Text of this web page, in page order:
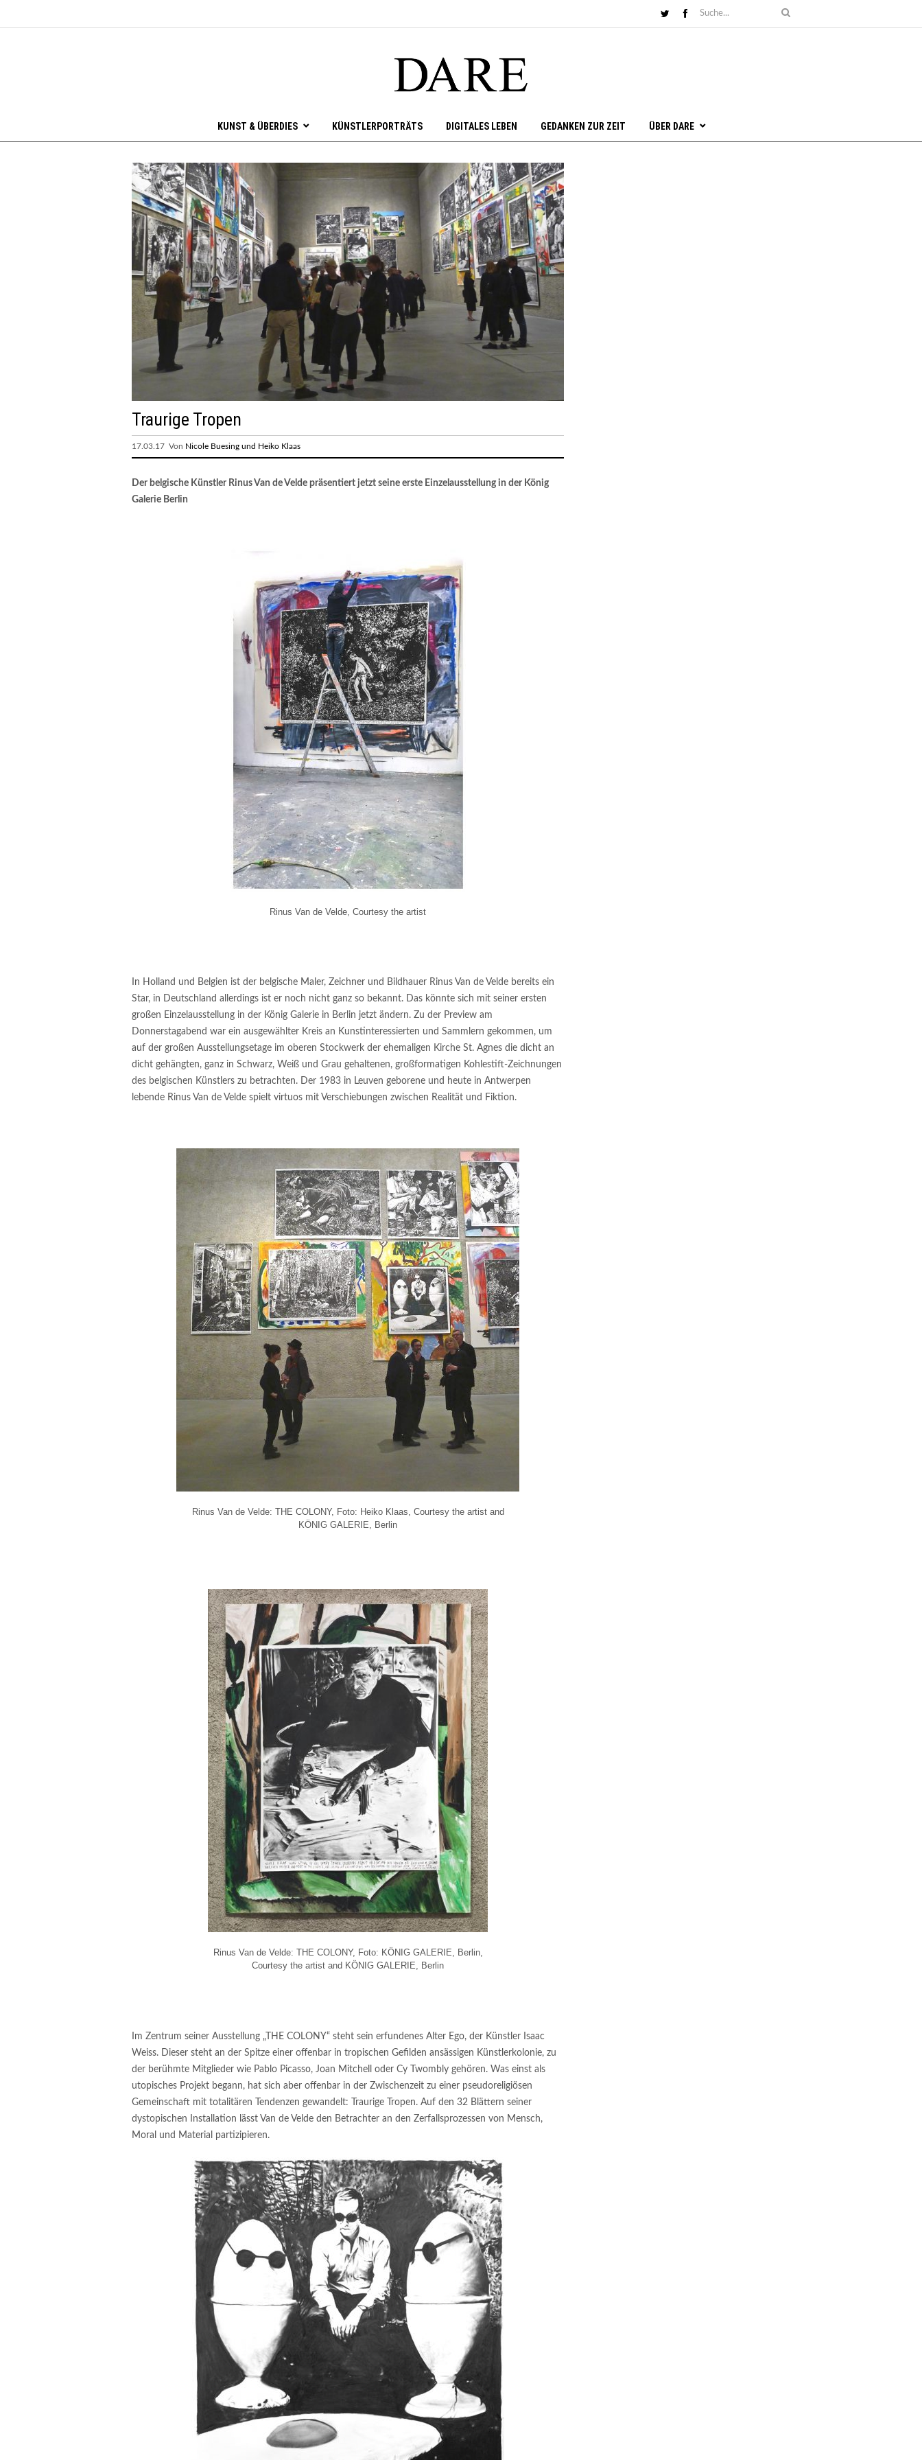
KUNST & ÜBERDIES KÜNSTLERPORTRÄTS DIGITALES LEBEN GEDANKEN ZUR ZEIT ÜBER DARE
Traurige Tropen
17.03.17 Von Nicole Buesing und Heiko Klaas
Der belgische Künstler Rinus Van de Velde präsentiert jetzt seine erste Einzelausstellung in der König
Galerie Berlin
Rinus Van de Velde, Courtesy the artist
In Holland und Belgien ist der belgische Maler, Zeichner und Bildhauer Rinus Van de Velde bereits ein
Star, in Deutschland allerdings ist er noch nicht ganz so bekannt. Das könnte sich mit seiner ersten
großen Einzelausstellung in der König Galerie in Berlin jetzt ändern. Zu der Preview am
Donnerstagabend war ein ausgewählter Kreis an Kunstinteressierten und Sammlern gekommen, um
auf der großen Ausstellungsetage im oberen Stockwerk der ehemaligen Kirche St. Agnes die dicht an
dicht gehängten, ganz in Schwarz, Weiß und Grau gehaltenen, großformatigen Kohlestift-Zeichnungen
des belgischen Künstlers zu betrachten. Der 1983 in Leuven geborene und heute in Antwerpen
lebende Rinus Van de Velde spielt virtuos mit Verschiebungen zwischen Realität und Fiktion.
Rinus Van de Velde: THE COLONY, Foto: Heiko Klaas, Courtesy the artist and
KÖNIG GALERIE, Berlin
Rinus Van de Velde: THE COLONY, Foto: KÖNIG GALERIE, Berlin,
Courtesy the artist and KÖNIG GALERIE, Berlin
Im Zentrum seiner Ausstellung „THE COLONY“ steht sein erfundenes Alter Ego, der Künstler Isaac
Weiss. Dieser steht an der Spitze einer offenbar in tropischen Gefilden ansässigen Künstlerkolonie, zu
der berühmte Mitglieder wie Pablo Picasso, Joan Mitchell oder Cy Twombly gehören. Was einst als
utopisches Projekt begann, hat sich aber offenbar in der Zwischenzeit zu einer pseudoreligiösen
Gemeinschaft mit totalitären Tendenzen gewandelt: Traurige Tropen. Auf den 32 Blättern seiner
dystopischen Installation lässt Van de Velde den Betrachter an den Zerfallsprozessen von Mensch,
Moral und Material partizipieren.